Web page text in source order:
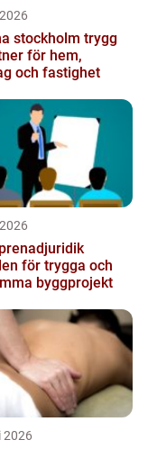
trygg
för hem,
och fastighet
för trygga och
byggprojekt
2026